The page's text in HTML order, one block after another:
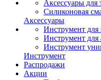
Аксессуары для
Силиконовая
Аксессуары
Инструмент
Инструмент для
Инструмент
Инструмент
Распродажи
Акции